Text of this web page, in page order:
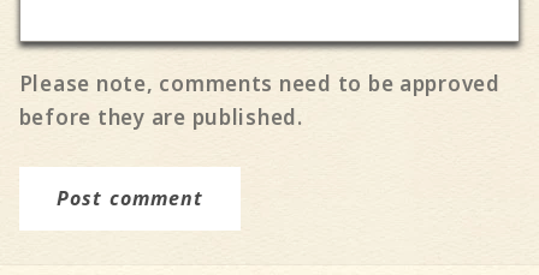
Please note, comments need to be approved
before they are published.